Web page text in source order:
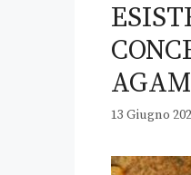
13 Giugno